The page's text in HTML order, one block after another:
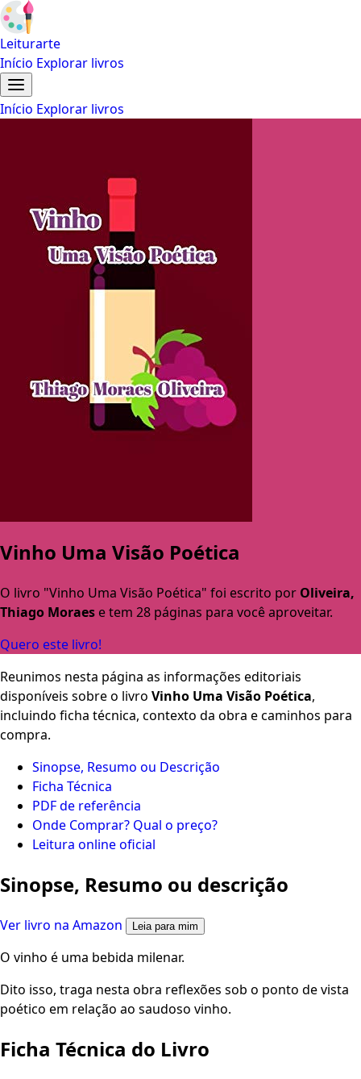
Leiturarte
Início Explorar livros
Início Explorar livros
Vinho Uma Visão Poética
O livro "Vinho Uma Visão Poética" foi escrito por Oliveira,
Thiago Moraes e tem 28 páginas para você aproveitar.
Quero este livro!
Reunimos nesta página as informações editoriais
disponíveis sobre o livro Vinho Uma Visão Poética,
incluindo ficha técnica, contexto da obra e caminhos para
compra.
Sinopse, Resumo ou Descrição
Ficha Técnica
PDF de referência
Onde Comprar? Qual o preço?
Leitura online oficial
Sinopse, Resumo ou descrição
Ver livro na Amazon Leia para mim
O vinho é uma bebida milenar.
Dito isso, traga nesta obra reflexões sob o ponto de vista
poético em relação ao saudoso vinho.
Ficha Técnica do Livro